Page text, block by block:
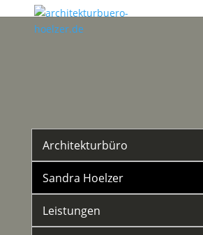
Architekturbüro
Sandra Hoelzer
Leistungen